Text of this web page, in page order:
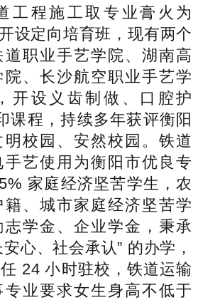
工程施工取专业膏火为
设定向培育班，现有两个
职业手艺学院、湖南高
、长沙航空职业手艺学
开设义齿制做、口腔护
课程，持续多年获评衡阳
校园、安然校园。铁道
艺使用为衡阳市优良专
家庭经济坚苦学生，农
、城市家庭经济坚苦学
学金、企业学金，秉承
心、社会承认” 的办学，
24 小时驻校，铁道运输
业要求女生身高不低于